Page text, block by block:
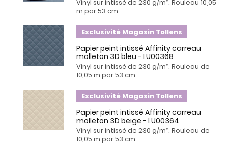
Vinyl sur intissé de 230 g/m². Rouleau 10,05
m par 53 cm.
Exclusivité Magasin Tollens
Papier peint intissé Affinity carreau
molleton 3D bleu - LU00368
Vinyl sur intissé de 230 g/m². Rouleau de
10,05 m par 53 cm.
Exclusivité Magasin Tollens
Papier peint intissé Affinity carreau
molleton 3D beige - LU00364
Vinyl sur intissé de 230 g/m². Rouleau de
10,05 m par 53 cm.